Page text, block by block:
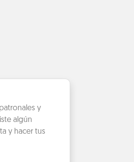
y
algún
y hacer tus